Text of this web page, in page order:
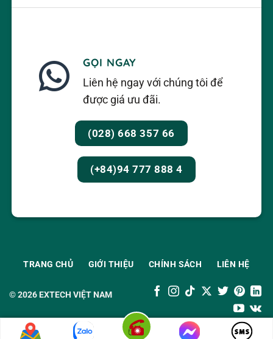
GỌI NGAY
Liên hệ ngay với chúng tôi để
được giá ưu đãi.
(028) 668 357 66
(+84)94 777 888 4
© 2026EXTECH VIỆT NAM
TRANG CHỦ GIỚI THIỆU CHÍNH SÁCH LIÊN HỆ